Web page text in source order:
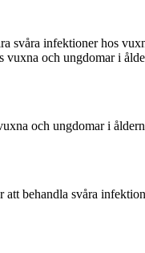
svåra infektioner hos
och ungdomar i
och ungdomar i
behandla svåra